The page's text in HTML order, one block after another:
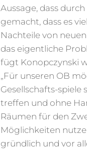
Aussage, dass
gemacht, dass es
Nachteile von
das eigentliche
fügt Konopczynski
„Für unseren OB
Gesellschafts-spiele
treffen und ohne
Räumen für den
Möglichkeiten
gründlich und vor